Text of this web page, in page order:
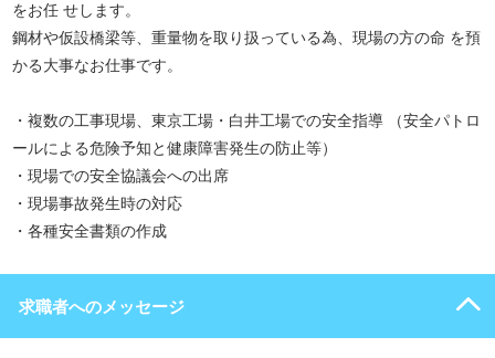
をお任 せします。
鋼材や仮設橋梁等、重量物を取り扱っている為、現場の方の命 を預
かる大事なお仕事です。
・複数の工事現場、東京工場・白井工場での安全指導 （安全パトロ
ールによる危険予知と健康障害発生の防止等）
・現場での安全協議会への出席
・現場事故発生時の対応
・各種安全書類の作成
求職者へのメッセージ